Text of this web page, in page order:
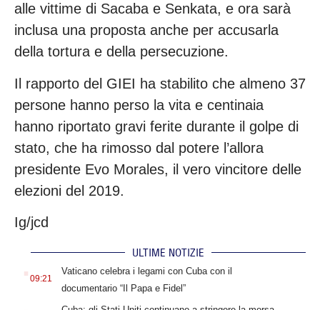
alle vittime di Sacaba e Senkata, e ora sarà
inclusa una proposta anche per accusarla
della tortura e della persecuzione.
Il rapporto del GIEI ha stabilito che almeno 37
persone hanno perso la vita e centinaia
hanno riportato gravi ferite durante il golpe di
stato, che ha rimosso dal potere l’allora
presidente Evo Morales, il vero vincitore delle
elezioni del 2019.
Ig/jcd
ULTIME NOTIZIE
. 09:21
Vaticano celebra i legami con Cuba con il
documentario “Il Papa e Fidel”